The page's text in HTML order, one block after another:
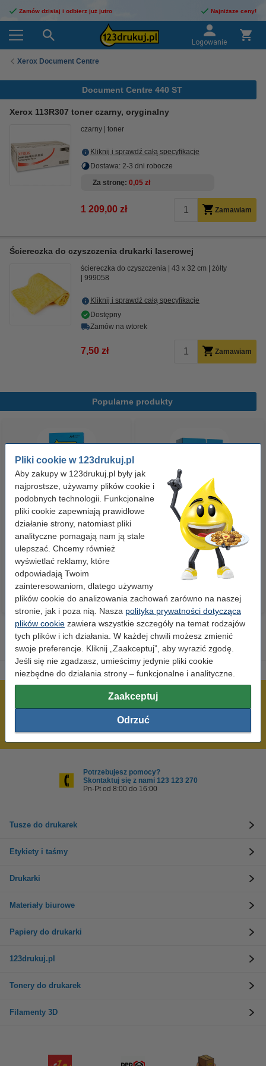
Pliki cookie w 123drukuj.pl
Aby zakupy w 123drukuj.pl były jak
najprostsze, używamy plików cookie i
podobnych technologii. Funkcjonalne
pliki cookie zapewniają prawidłowe
działanie strony, natomiast pliki
analityczne pomagają nam ją stale
ulepszać. Chcemy również
wyświetlać reklamy, które
odpowiadają Twoim
zainteresowaniom, dlatego używamy
plików cookie do analizowania zachowań zarówno na naszej
stronie, jak i poza nią. Nasza polityka prywatności dotycząca
plików cookie zawiera wszystkie szczegóły na temat rodzajów
tych plików i ich działania. W każdej chwili możesz zmienić
swoje preferencje. Kliknij „Zaakceptuj”, aby wyrazić zgodę.
Jeśli się nie zgadzasz, umieścimy jedynie pliki cookie
niezbędne do działania strony – funkcjonalne i analityczne.
Zaakceptuj
Odrzuć
Zamów dzisiaj i odbierz już jutro Najniższe ceny!
Logowanie
Xerox Document Centre
Document Centre 440 ST
Xerox 113R307 toner czarny, oryginalny
czarny toner
Kliknij i sprawdź całą specyfikacje
Dostawa: 2-3 dni robocze
Za stronę 0,05 zł
1 209,00 zł Zamawiam
Ściereczka do czyszczenia drukarki laserowej
ściereczka do czyszczenia 43 x 32 cm
żółty
999058
Kliknij i sprawdź całą specyfikacje
Dostępny
Zamów na wtorek
7,50 zł Zamawiam
Popularne produkty
Papier ksero A4 80 g/m2 (500
szt.), 123drukuj
Papier ksero A4 80 g/m2 (2500
szt.), 123drukuj (5 ryz)
110,00 zł z VAT
600 tysięcy zadowolonych klientów
Najniższe ceny!
Potrzebujesz pomocy?
Skontaktuj się z nami 123 123 270
Pn-Pt od 8:00 do 16:00
Tusze do drukarek
Etykiety i taśmy
Drukarki
Materiały biurowe
Papiery do drukarki
123drukuj.pl
Tonery do drukarek
Filamenty 3D